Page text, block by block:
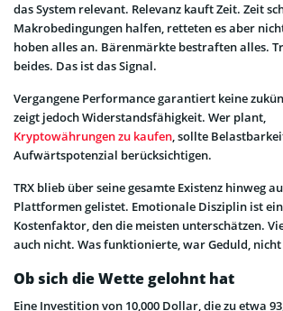
das System relevant. Relevanz kauft Zeit. Zeit
Makrobedingungen halfen, retteten es aber
hoben alles an. Bärenmärkte bestraften alles.
beides. Das ist das Signal.
Vergangene Performance garantiert keine
zeigt jedoch Widerstandsfähigkeit. Wer plant,
Kryptowährungen zu kaufen, sollte
Aufwärtspotenzial berücksichtigen.
TRX blieb über seine gesamte Existenz hinweg
Plattformen gelistet. Emotionale Disziplin ist
Kostenfaktor, den die meisten unterschätzen.
auch nicht. Was funktionierte, war Geduld, nicht
Ob sich die Wette gelohnt hat
Eine Investition von 10,000 Dollar, die zu etwa